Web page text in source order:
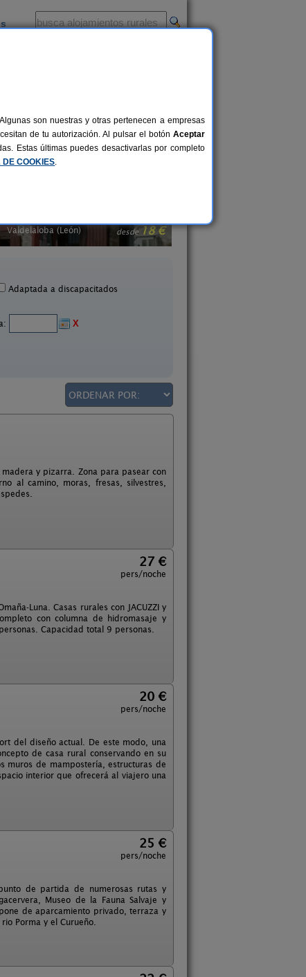
.)
desde 24 €
Carmenes (León)
Adaptada a discapacitados
X
y pizarra. Zona para pasear con
al camino, moras, fresas, silvestres,
27 €
pers/noche
Luna. Casas rurales con JACUZZI y
con columna de hidromasaje y
Capacidad total 9 personas.
20 €
pers/noche
del diseño actual. De este modo, una
de casa rural conservando en su
muros de mampostería, estructuras de
interior que ofrecerá al viajero una
25 €
pers/noche
de partida de numerosas rutas y
Museo de la Fauna Salvaje y
de aparcamiento privado, terraza y
Porma y el Curueño.
son nuestras y otras pertenecen a empresas
de tu autorización. Al pulsar el botón Aceptar
Estas últimas puedes desactivarlas por completo
DE COOKIES.